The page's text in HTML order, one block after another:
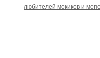
любителей мокиков и